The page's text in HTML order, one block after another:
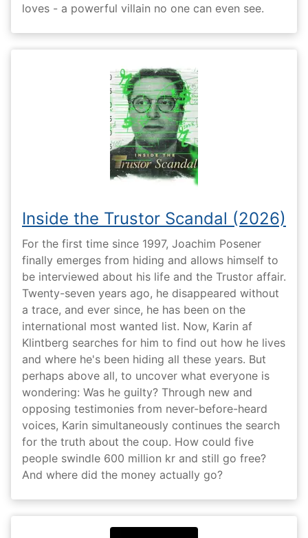
loves - a powerful villain no one can even see.
Inside the Trustor Scandal (2026)
For the first time since 1997, Joachim Posener
finally emerges from hiding and allows himself to
be interviewed about his life and the Trustor affair.
Twenty-seven years ago, he disappeared without
a trace, and ever since, he has been on the
international most wanted list. Now, Karin af
Klintberg searches for him to find out how he lives
and where he's been hiding all these years. But
perhaps above all, to uncover what everyone is
wondering: Was he guilty? Through new and
opposing testimonies from never-before-heard
voices, Karin simultaneously continues the search
for the truth about the coup. How could five
people swindle 600 million kr and still go free?
And where did the money actually go?